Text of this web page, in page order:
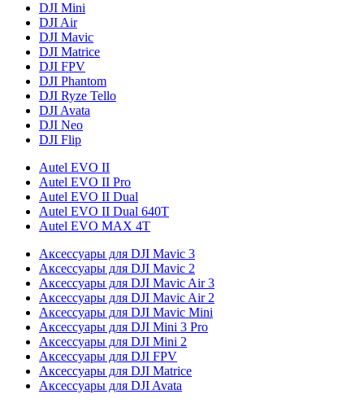
DJI Mini
DJI Air
DJI Mavic
DJI Matrice
DJI FPV
DJI Phantom
DJI Ryze Tello
DJI Avata
DJI Neo
DJI Flip
Autel EVO II
Autel EVO II Pro
Autel EVO II Dual
Autel EVO II Dual 640T
Autel EVO MAX 4T
Аксессуары для DJI Mavic 3
Аксессуары для DJI Mavic 2
Аксессуары для DJI Mavic Air 3
Аксессуары для DJI Mavic Air 2
Аксессуары для DJI Mavic Mini
Аксессуары для DJI Mini 3 Pro
Аксессуары для DJI Mini 2
Аксессуары для DJI FPV
Аксессуары для DJI Matrice
Аксессуары для DJI Avata